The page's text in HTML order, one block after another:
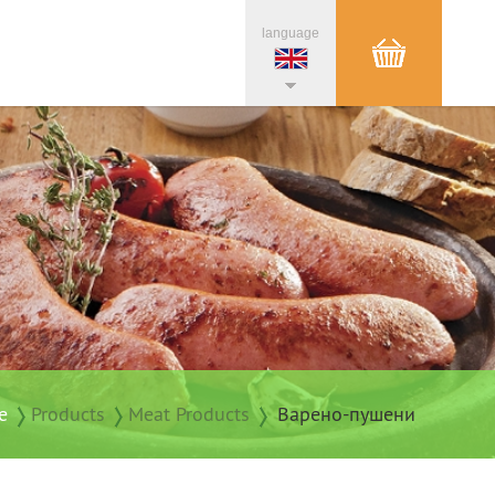
language
Products Meat Products Варено-пушени